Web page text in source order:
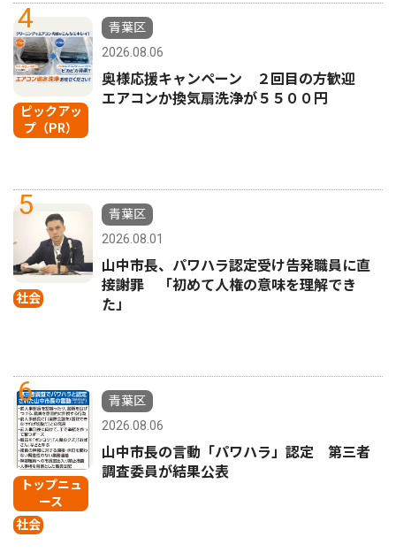
4
ピックアッ
プ（PR）
青葉区
2026.08.06
奥様応援キャンペーン ２回目の方歓迎
エアコンか換気扇洗浄が５５００円
5
社会
青葉区
2026.08.01
山中市長、パワハラ認定受け告発職員に直
接謝罪 「初めて人権の意味を理解でき
た」
6
トップニュ
ース
社会
青葉区
2026.08.06
山中市長の言動「パワハラ」認定 第三者
調査委員が結果公表